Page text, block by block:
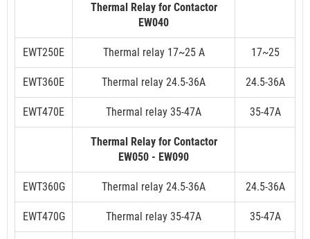
Thermal Relay for Contactor
EW040
EWT250E Thermal relay 17~25 A 17~25
EWT360E Thermal relay 24.5-36A 24.5-36A
EWT470E Thermal relay 35-47A 35-47A
Thermal Relay for Contactor
EW050 - EW090
EWT360G Thermal relay 24.5-36A 24.5-36A
EWT470G Thermal relay 35-47A 35-47A